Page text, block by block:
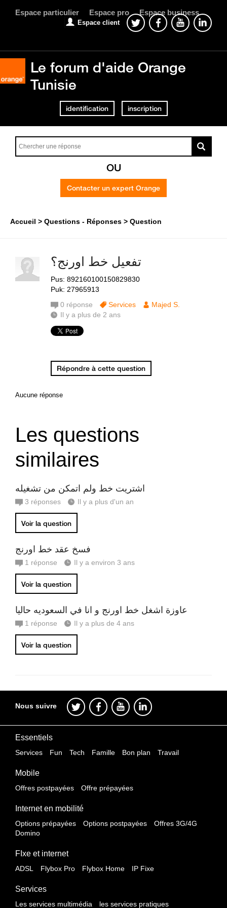
Espace particulier Espace pro Espace business
Espace client
Le forum d'aide Orange
Tunisie
identification inscription
OU
Contacter un expert Orange
Accueil Questions - Réponses Question
تفعيل خط اورنج؟
Pus: 892160100150829830
Puk: 27965913
0 réponse Services
Majed S.
Il y a plus de 2 ans
Répondre à cette question
Aucune réponse
Les questions
similaires
اشتريت خط ولم اتمكن من تشغيله
3 réponses Il y a plus d'un an
Voir la question
فسخ عقد خط اورنج
1 réponse Il y a environ 3 ans
Voir la question
عاوزة اشغل خط اورنج و انا في السعوديه حاليا
1 réponse Il y a plus de 4 ans
Voir la question
Nous suivre
Essentiels
Services Fun Tech Famille Bon plan Travail
Mobile
Offres postpayées Offre prépayées
Internet en mobilité
Options prépayées Options postpayées
Offres 3G/4G
Domino
FIxe et internet
ADSL Flybox Pro Flybox Home IP Fixe
Services
Les services multimédia les services pratiques